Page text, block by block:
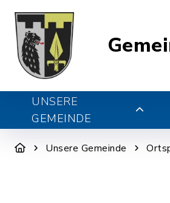
UNSERE
GEMEINDE
Unsere Gemeinde